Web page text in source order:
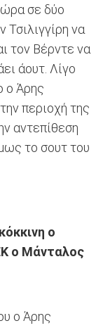
ώρα σε δύο
Τσιλιγγίρη να
τον Βέρντε να
άουτ. Λίγο
ο Άρης
περιοχή της
αντεπίθεση
το σουτ του
ο
ο Μάνταλος
ο Άρης